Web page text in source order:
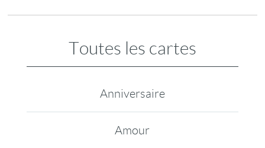
Toutes les cartes
Anniversaire
Amour